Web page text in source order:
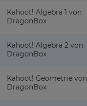
Kahoot! Algebra 1 von
DragonBox
Kahoot! Algebra 2 von
DragonBox
Kahoot! Geometrie von
DragonBox